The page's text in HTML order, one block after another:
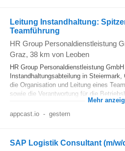
Leitung Instandhaltung:
Teamführung
HR Group Personaldienstleistung
Graz, 38 km von Leoben
HR Group Personaldienstleistung
Instandhaltungsabteilung in
die Organisation und Leitung eines
sowie die Verantwortung für die
Mehr
appcast.io - gestern
SAP Logistik Consultant (m/w/